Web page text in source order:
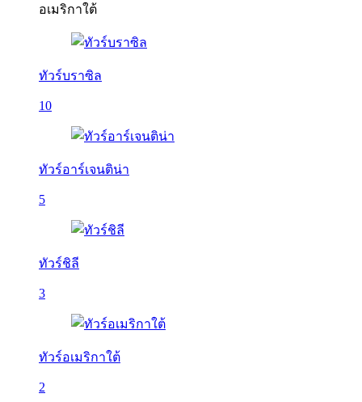
อเมริกาใต้
ทัวร์บราซิล
10
ทัวร์อาร์เจนติน่า
5
ทัวร์ชิลี
3
ทัวร์อเมริกาใต้
2